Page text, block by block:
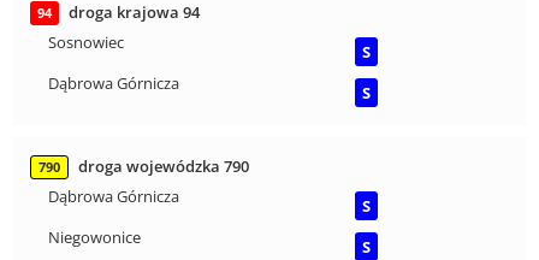
94
droga krajowa 94
Sosnowiec
S
Dąbrowa Górnicza
S
790
droga wojewódzka 790
Dąbrowa Górnicza
S
Niegowonice
S